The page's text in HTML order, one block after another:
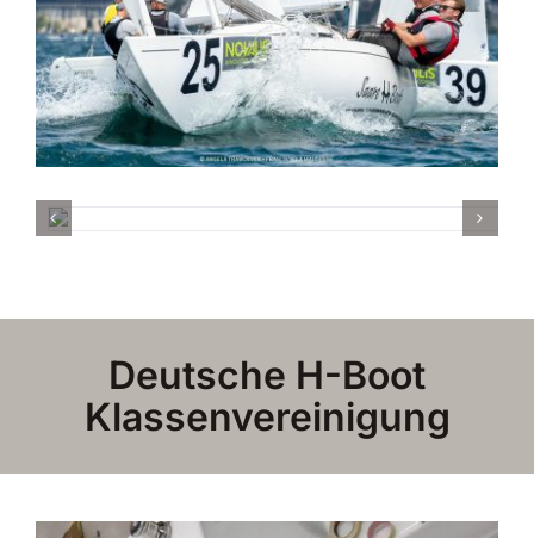
Deutsche H-Boot
Klassenvereinigung